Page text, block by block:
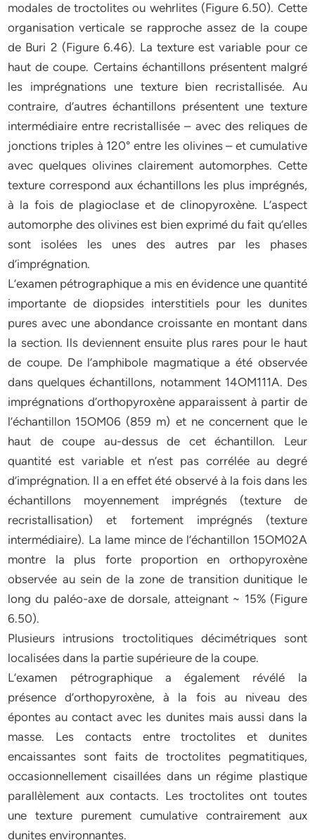
modales de troctolites ou wehrlites (Figure 6.50). Cette
organisation verticale se rapproche assez de la coupe
de Buri 2 (Figure 6.46). La texture est variable pour ce
haut de coupe. Certains échantillons présentent malgré
les imprégnations une texture bien recristallisée. Au
contraire, d’autres échantillons présentent une texture
intermédiaire entre recristallisée – avec des reliques de
jonctions triples à 120° entre les olivines – et cumulative
avec quelques olivines clairement automorphes. Cette
texture correspond aux échantillons les plus imprégnés,
à la fois de plagioclase et de clinopyroxène. L’aspect
automorphe des olivines est bien exprimé du fait qu’elles
sont isolées les unes des autres par les phases
d’imprégnation.
L’examen pétrographique a mis en évidence une quantité
importante de diopsides interstitiels pour les dunites
pures avec une abondance croissante en montant dans
la section. Ils deviennent ensuite plus rares pour le haut
de coupe. De l’amphibole magmatique a été observée
dans quelques échantillons, notamment 14OM111A. Des
imprégnations d’orthopyroxène apparaissent à partir de
l’échantillon 15OM06 (859 m) et ne concernent que le
haut de coupe au-dessus de cet échantillon. Leur
quantité est variable et n’est pas corrélée au degré
d’imprégnation. Il a en effet été observé à la fois dans les
échantillons moyennement imprégnés (texture de
recristallisation) et fortement imprégnés (texture
intermédiaire). La lame mince de l’échantillon 15OM02A
montre la plus forte proportion en orthopyroxène
observée au sein de la zone de transition dunitique le
long du paléo-axe de dorsale, atteignant ~ 15% (Figure
6.50).
Plusieurs intrusions troctolitiques décimétriques sont
localisées dans la partie supérieure de la coupe.
L’examen pétrographique a également révélé la
présence d’orthopyroxène, à la fois au niveau des
épontes au contact avec les dunites mais aussi dans la
masse. Les contacts entre troctolites et dunites
encaissantes sont faits de troctolites pegmatitiques,
occasionnellement cisaillées dans un régime plastique
parallèlement aux contacts. Les troctolites ont toutes
une texture purement cumulative contrairement aux
dunites environnantes.